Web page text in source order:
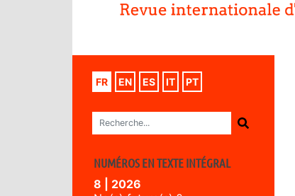
FR EN ES IT PT
NUMÉROS EN TEXTE INTÉGRAL
8 | 2026